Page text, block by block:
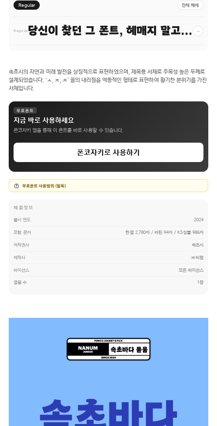
Regular 전체 해제
Regular 당신이 찾던 그 폰트, 헤매지 말고 바로 폰코! −
속초시의 자연과 미래 발전을 상징적으로 표현하였으며, 제목용 서체로 주목성 높은 두께로
설계되었습니다. ‘ㅅ, ㅈ, ㅊ’ 꼴의 내리점을 역동적인 형태로 표현하여 활기찬 분위기를 가진
서체입니다.
무료폰트
지금 바로 사용하세요
폰코자키 앱을 통해 이 폰트를 바로 사용할 수 있습니다.
폰코자키로 사용하기
무료폰트 사용범위 (필독)
제품정보
출시 연도 2024
포함 문자 한글 2,780자 / 라틴 94자 / KS심볼 986자
저작권사 속초시
제작사 ㈜티랩
라이선스 모든 라이선스
글꼴 수 1종